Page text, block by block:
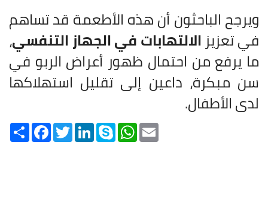
ويرجح الباحثون أن هذه الأطعمة قد تساهم
في تعزيزالالتهابات في الجهاز التنفسي،
ما يرفع من احتمال ظهور أعراض الربو في
سن مبكرة، داعين إلى تقليل استهلاكها
لدى الأطفال.
Share FacebookTwitterLinkedInSkype WhatsApp